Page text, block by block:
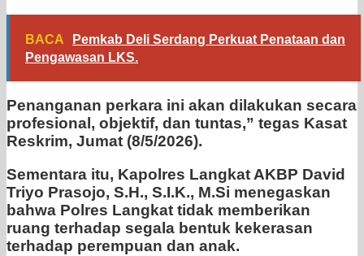
BACA
Pemkab Deli Serdang Perkuat Penataan dan
Pengawasan LKS.
Penanganan perkara ini akan dilakukan secara
profesional, objektif, dan tuntas,” tegas Kasat
Reskrim, Jumat (8/5/2026).
Sementara itu, Kapolres Langkat AKBP David
Triyo Prasojo, S.H., S.I.K., M.Si menegaskan
bahwa Polres Langkat tidak memberikan
ruang terhadap segala bentuk kekerasan
terhadap perempuan dan anak.